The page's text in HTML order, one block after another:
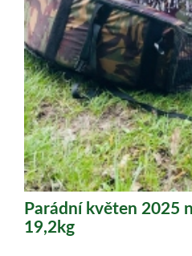
Parádní květen 2025
19,2kg